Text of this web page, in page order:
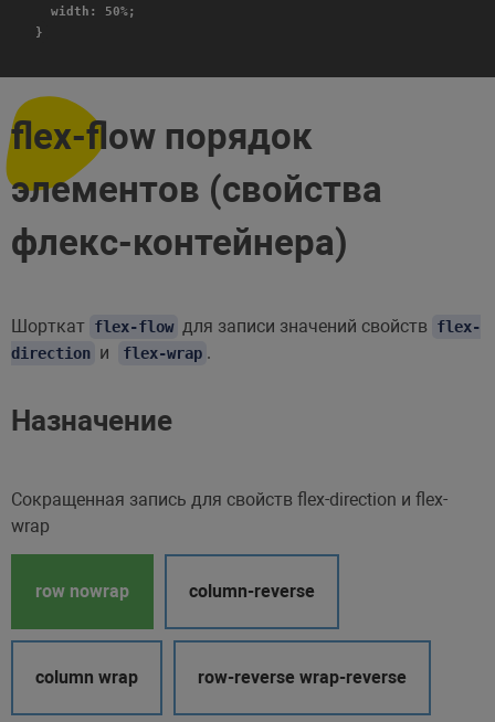
width: 50%;
}
flex-flow порядок
элементов (свойства
флекс-контейнера)
Шорткат flex-flow для записи значений свойств flex-
direction и flex-wrap .
Назначение
Сокращенная запись для свойств flex-direction и flex-
wrap
row nowrap column-reverse
column wrap row-reverse wrap-reverse